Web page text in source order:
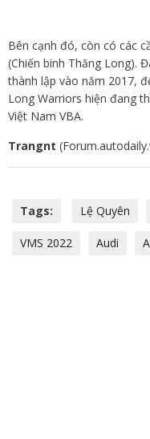
Bên cạnh đó, còn có các
(Chiến binh Thăng Long).
thành lập vào năm 2017,
Long Warriors hiện đang
Việt Nam VBA.
Trangnt
Tags: Lệ Quyên
VMS 2022 Audi